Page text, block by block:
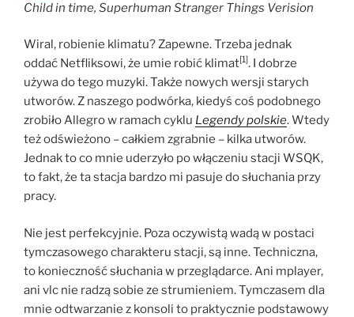
Child in time, Superhuman Stranger Things Verision
Wiral, robienie klimatu? Zapewne. Trzeba jednak
oddać Netfliksowi, że umie robić klimat[1]. I dobrze
używa do tego muzyki. Także nowych wersji starych
utworów. Z naszego podwórka, kiedyś coś podobnego
zrobiło Allegro w ramach cyklu Legendy polskie. Wtedy
też odświeżono – całkiem zgrabnie – kilka utworów.
Jednak to co mnie uderzyło po włączeniu stacji WSQK,
to fakt, że ta stacja bardzo mi pasuje do słuchania przy
pracy.
Nie jest perfekcyjnie. Poza oczywistą wadą w postaci
tymczasowego charakteru stacji, są inne. Techniczna,
to konieczność słuchania w przeglądarce. Ani mplayer,
ani vlc nie radzą sobie ze strumieniem. Tymczasem dla
mnie odtwarzanie z konsoli to praktycznie podstawowy